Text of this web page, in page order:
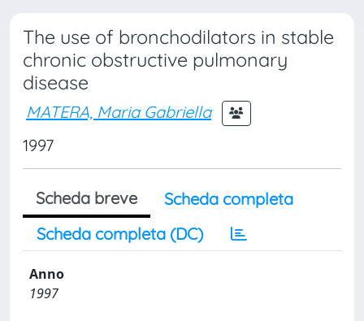
The use of bronchodilators in stable
chronic obstructive pulmonary
disease
MATERA, Maria Gabriella
1997
Scheda breve
Scheda completa
Scheda completa (DC)
Anno
1997